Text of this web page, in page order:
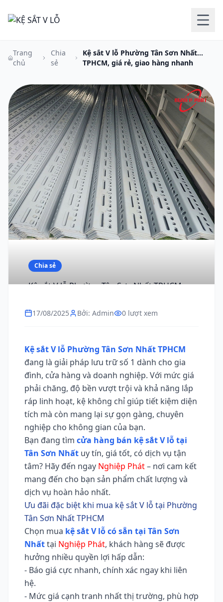
Trang
chủ
Chia
sẻ
Kệ sắt V lỗ Phường Tân Sơn Nhất
TPHCM, giá rẻ, giao hàng nhanh
Chia sẻ
Kệ sắt V lỗ Phường Tân Sơn Nhất TPHCM,
17/08/2025 Bởi: Admin 0 lượt xem
Kệ sắt V lỗ Phường Tân Sơn Nhất TPHCM
đang là giải pháp lưu trữ số 1 dành cho gia
đình, cửa hàng và doanh nghiệp. Với mức giá
phải chăng, độ bền vượt trội và khả năng lắp
ráp linh hoạt, kệ không chỉ giúp tiết kiệm diện
tích mà còn mang lại sự gọn gàng, chuyên
nghiệp cho không gian của bạn.
Bạn đang tìm cửa hàng bán kệ sắt V lỗ tại
Tân Sơn Nhất uy tín, giá tốt, có dịch vụ tận
tâm? Hãy đến ngay Nghiệp Phát– nơi cam kết
mang đến cho bạn sản phẩm chất lượng và
dịch vụ hoàn hảo nhất.
Ưu đãi đặc biệt khi mua kệ sắt V lỗ tại Phường
Tân Sơn Nhất TPHCM
Chọn mua kệ sắt V lỗ có sẵn tại Tân Sơn
Nhấttại Nghiệp Phát, khách hàng sẽ được
hưởng nhiều quyền lợi hấp dẫn:
- Báo giá cực nhanh, chính xác ngay khi liên
hệ.
- Mức giá cạnh tranh nhất thị trường, phù hợp